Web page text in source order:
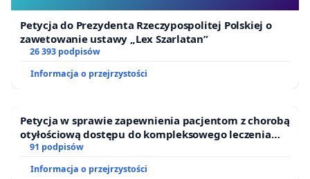
Petycja do Prezydenta Rzeczypospolitej Polskiej o
zawetowanie ustawy „Lex Szarlatan”
26 393 podpisów
Informacja o przejrzystości
Petycja w sprawie zapewnienia pacjentom z chorobą
otyłościową dostępu do kompleksowego leczenia
oraz programów profilaktycznych.
91 podpisów
Informacja o przejrzystości